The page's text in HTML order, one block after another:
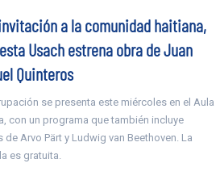
a la comunidad haitiana,
Usach estrena obra de Juan
Quinteros
se presenta este miércoles en el Aula
con un programa que también incluye
de Arvo Pärt y Ludwig van Beethoven. La
es gratuita.